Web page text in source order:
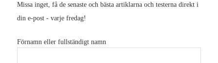
Missa inget, få de senaste och bästa artiklarna och testerna direkt i
din e-post - varje fredag!
Förnamn eller fullständigt namn